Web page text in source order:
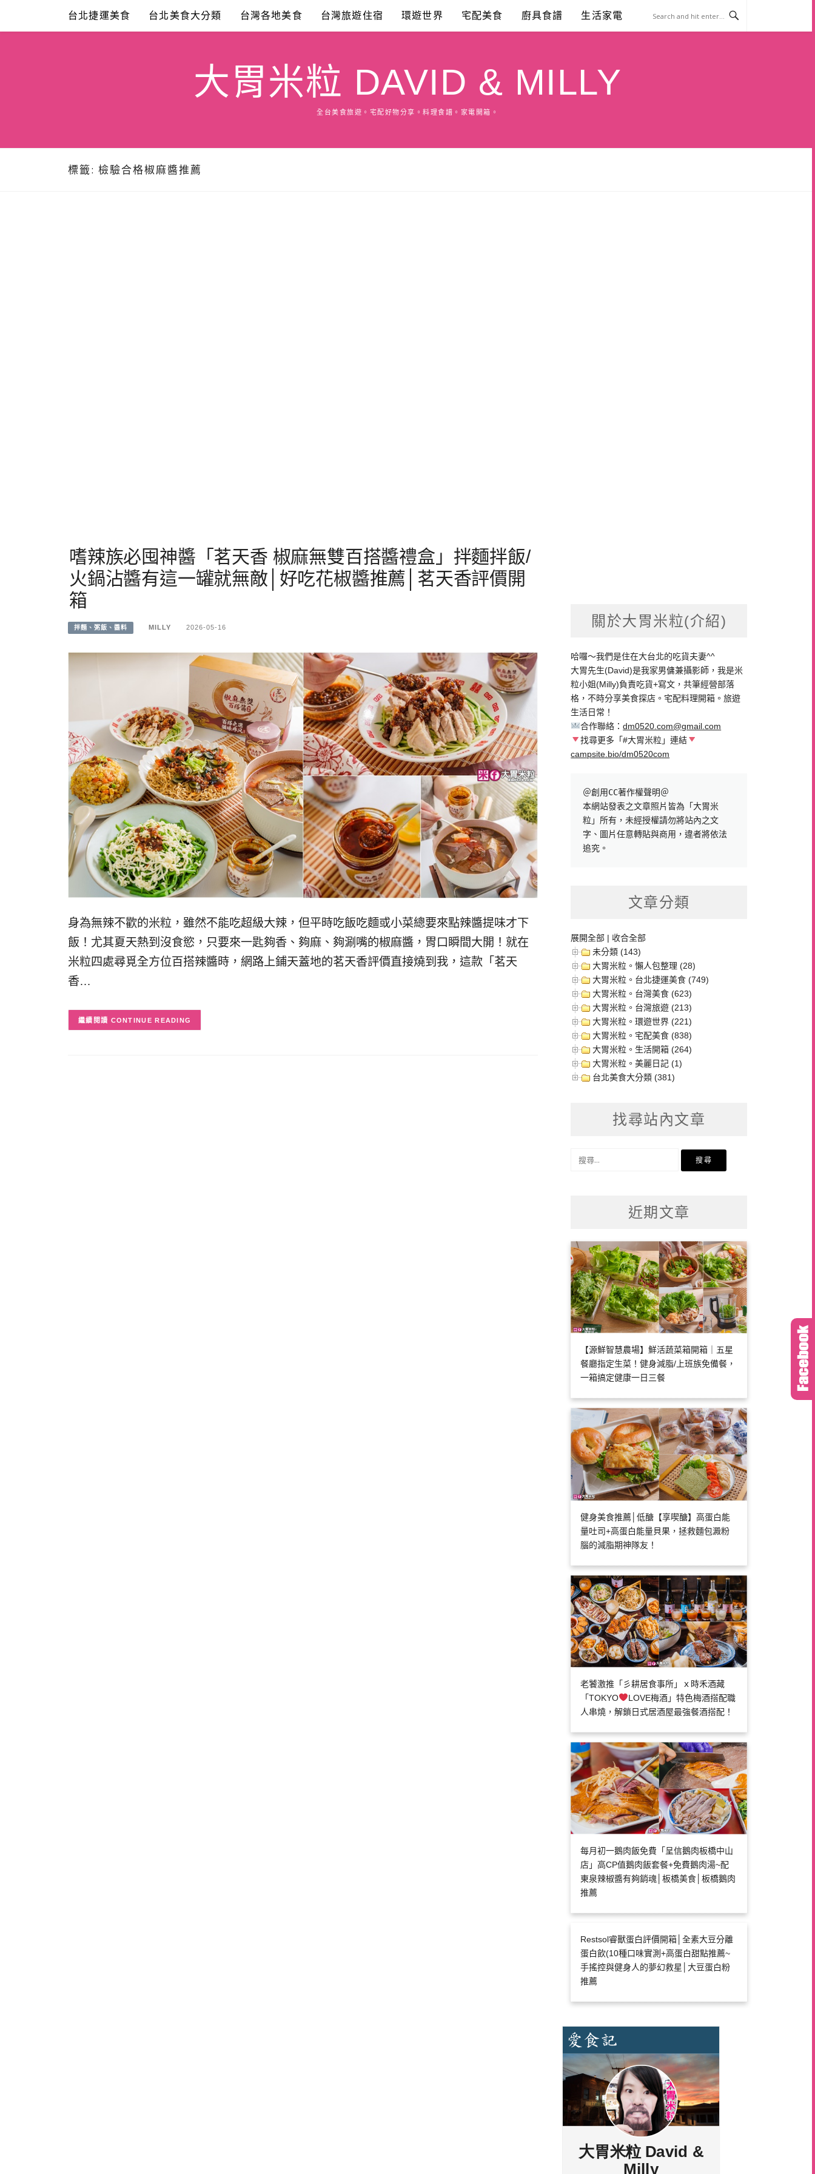
content
台北捷運美食 台北美食大分類 台灣各地美食 台灣旅遊住宿 環遊世界 宅配美食 廚具食譜 生活家電
大胃米粒 DAVID & MILLY
全台美食旅遊。宅配好物分享。料理食譜。家電開箱。
標籤: 檢驗合格椒麻醬推薦
嗜辣族必囤神醬「茗天香 椒麻無雙百搭醬禮盒」拌麵拌飯/
火鍋沾醬有這一罐就無敵│好吃花椒醬推薦│茗天香評價開
箱
拌麵、粥飯、醬料 MILLY 2026-05-16
身為無辣不歡的米粒，雖然不能吃超級大辣，但平時吃飯吃麵或小菜總要來點辣醬提味才下
飯！尤其夏天熱到沒食慾，只要來一匙夠香、夠麻、夠涮嘴的椒麻醬，胃口瞬間大開！就在
米粒四處尋覓全方位百搭辣醬時，網路上鋪天蓋地的茗天香評價直接燒到我，這款「茗天
香…
CONTINUE READING
關於大胃米粒(介紹)
哈囉～我們是住在大台北的吃貨夫妻^^
大胃先生(David)是我家男傭兼攝影師，我是米
粒小姐(Milly)負責吃貨+寫文，共筆經營部落
格，不時分享美食探店。宅配料理開箱。旅遊
生活日常！
合作聯絡：dm0520.com@gmail.com
找尋更多「#大胃米粒」連結
campsite.bio/dm0520com
＠創用CC著作權聲明＠
本網站發表之文章照片皆為「大胃米
粒」所有，未經授權請勿將站內之文
字、圖片任意轉貼與商用，違者將依法
追究。
文章分類
展開全部 | 收合全部
未分類 (143)
大胃米粒。懶人包整理 (28)
大胃米粒。台北捷運美食 (749)
大胃米粒。台灣美食 (623)
大胃米粒。台灣旅遊 (213)
大胃米粒。環遊世界 (221)
大胃米粒。宅配美食 (838)
大胃米粒。生活開箱 (264)
大胃米粒。美麗日記 (1)
台北美食大分類 (381)
找尋站內文章
近期文章
【源鮮智慧農場】鮮活蔬菜箱開箱｜五星
餐廳指定生菜！健身減脂/上班族免備餐，
一箱搞定健康一日三餐
健身美食推薦│低醣【享喫醣】高蛋白能
量吐司+高蛋白能量貝果，拯救麵包澱粉
腦的減脂期神隊友！
老饕激推「彡耕居食事所」ｘ時禾酒藏
「TOKYO
LOVE梅酒」特色梅酒搭配職
人串燒，解鎖日式居酒屋最強餐酒搭配！
每月初一鵝肉飯免費「呈信鵝肉板橋中山
店」高CP值鵝肉飯套餐+免費鵝肉湯~配
東泉辣椒醬有夠銷魂│板橋美食│板橋鵝肉
推薦
Restsol睿獸蛋白評價開箱│全素大豆分離
蛋白飲(10種口味實測+高蛋白甜點推薦~
手搖控與健身人的夢幻救星│大豆蛋白粉
推薦